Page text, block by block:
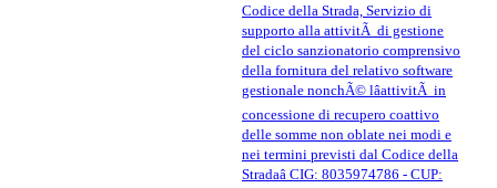
Codice della Strada, Servizio di
supporto alla attivitÃ di gestione
del ciclo sanzionatorio comprensivo
della fornitura del relativo software
gestionale nonchÃ© lâattivitÃ in
concessione di recupero coattivo
delle somme non oblate nei modi e
nei termini previsti dal Codice della
Stradaâ CIG: 8035974786 - CUP: